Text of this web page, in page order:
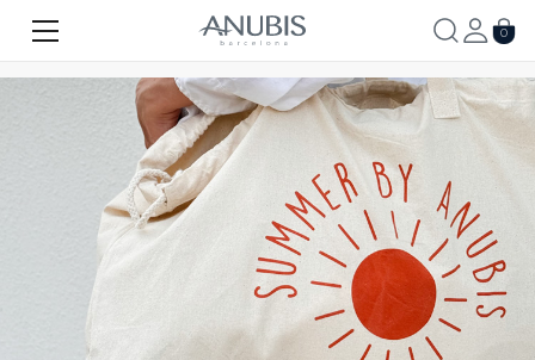
ОБЛИЧЧЯ
ТІЛО
ANUBIS MED
0